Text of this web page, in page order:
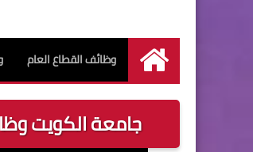
الرئيسية
وظائف القطاع العام
جامعة الكويت